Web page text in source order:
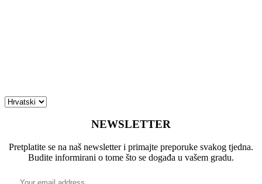
NEWSLETTER
Pretplatite se na naš newsletter i primajte preporuke svakog tjedna.
Budite informirani o tome što se događa u vašem gradu.